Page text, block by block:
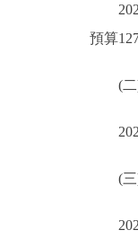
2022
預算
(二)
2022
(三)
2022